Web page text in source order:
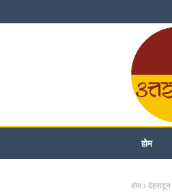
होम
होम देहरादून